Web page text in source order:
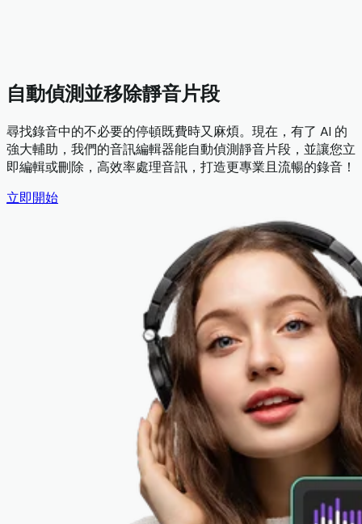
自動偵測並移除靜音片段
尋找錄音中的不必要的停頓既費時又麻煩。現在，有了 AI 的
強大輔助，我們的音訊編輯器能自動偵測靜音片段，並讓您立
即編輯或刪除，高效率處理音訊，打造更專業且流暢的錄音！
立即開始